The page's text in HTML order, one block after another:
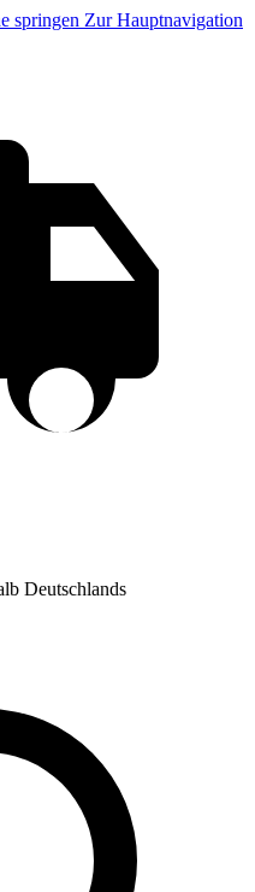
springen Zur Hauptnavigation
Deutschlands